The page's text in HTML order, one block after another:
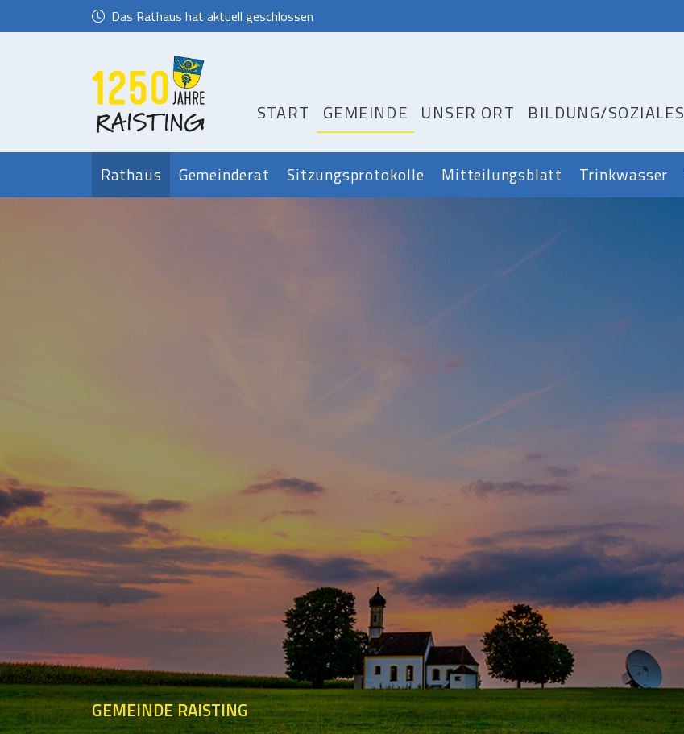
Das Rathaus hat aktuell geschlossen
START GEMEINDE UNSER ORT BILDUNG/SOZIALES
Rathaus Gemeinderat Sitzungsprotokolle Mitteilungsblatt Trinkwasser
GEMEINDE RAISTING